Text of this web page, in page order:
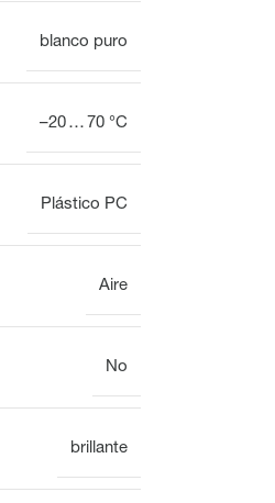
Reloj
Vista general
blanco puro
–20 … 70 °C
Plástico PC
Aire
No
brillante